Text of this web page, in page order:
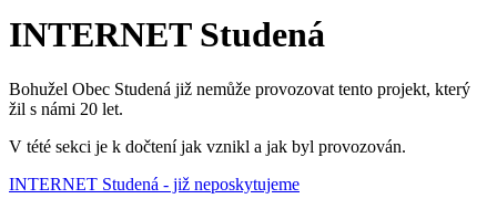
INTERNET Studená
Bohužel Obec Studená již nemůže provozovat tento projekt, který
žil s námi 20 let.
V tété sekci je k dočtení jak vznikl a jak byl provozován.
INTERNET Studená - již neposkytujeme